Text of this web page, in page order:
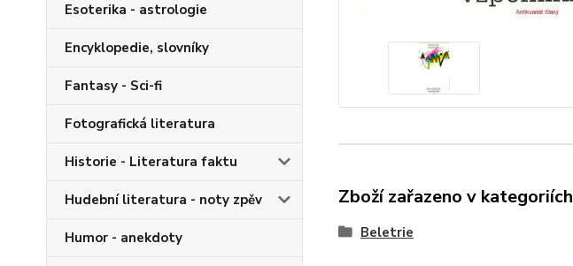
Esoterika - astrologie
Encyklopedie, slovníky
Fantasy - Sci-fi
Fotografická literatura
Historie - Literatura faktu
Hudební literatura - noty zpěv
Humor - anekdoty
Zboží zařazeno v kategoriích
Beletrie